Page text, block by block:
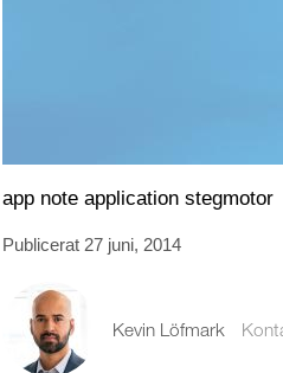
app note application stegmotor
Publicerat 27 juni, 2014
Kevin Löfmark